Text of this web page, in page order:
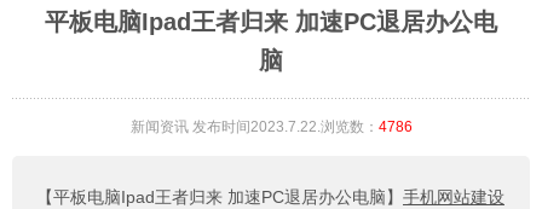
平板电脑Ipad王者归来 加速PC退居办公电
脑
新闻资讯发布时间2023.7.22.浏览数： 4786
【平板电脑Ipad王者归来 加速PC退居办公电脑】 手机网站建设